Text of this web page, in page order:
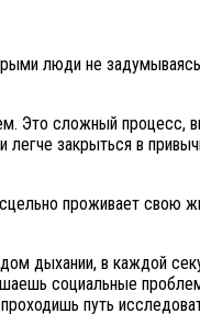
люди не
Это сложный процесс,
закрыться в
проживает свою
дыхании, в каждой
социальные
путь